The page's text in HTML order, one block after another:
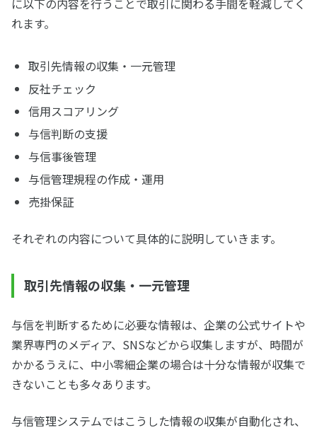
に以下の内容を行うことで取引に関わる手間を軽減してく
れます。
取引先情報の収集・一元管理
反社チェック
信用スコアリング
与信判断の支援
与信事後管理
与信管理規程の作成・運用
売掛保証
それぞれの内容について具体的に説明していきます。
取引先情報の収集・一元管理
与信を判断するために必要な情報は、企業の公式サイトや
業界専門のメディア、SNSなどから収集しますが、時間が
かかるうえに、中小零細企業の場合は十分な情報が収集で
きないことも多々あります。
与信管理システムではこうした情報の収集が自動化され、